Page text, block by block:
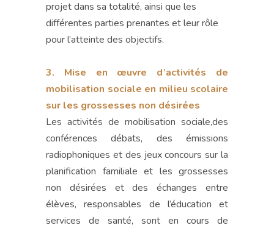
projet dans sa totalité, ainsi que les
différentes parties prenantes et leur rôle
pour l’atteinte des objectifs.
3. Mise en œuvre d’activités de
mobilisation sociale en milieu scolaire
sur les grossesses non désirées
Les activités de mobilisation sociale,des
conférences débats, des émissions
radiophoniques et des jeux concours sur la
planification familiale et les grossesses
non désirées et des échanges entre
élèves, responsables de l’éducation et
services de santé, sont en cours de